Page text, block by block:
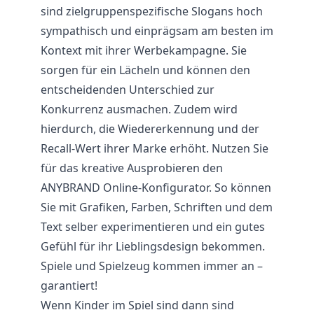
sind zielgruppenspezifische Slogans hoch
sympathisch und einprägsam am besten im
Kontext mit ihrer Werbekampagne. Sie
sorgen für ein Lächeln und können den
entscheidenden Unterschied zur
Konkurrenz ausmachen. Zudem wird
hierdurch, die Wiedererkennung und der
Recall-Wert ihrer Marke erhöht. Nutzen Sie
für das kreative Ausprobieren den
ANYBRAND Online-Konfigurator. So können
Sie mit Grafiken, Farben, Schriften und dem
Text selber experimentieren und ein gutes
Gefühl für ihr Lieblingsdesign bekommen.
Spiele und Spielzeug kommen immer an –
garantiert!
Wenn Kinder im Spiel sind dann sind